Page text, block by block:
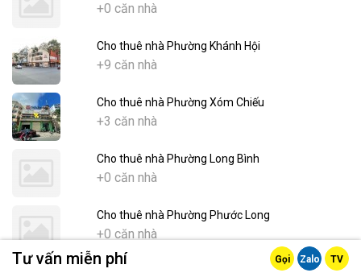
+0 căn nhà
Cho thuê nhà Phường Khánh Hội
+9 căn nhà
Cho thuê nhà Phường Xóm Chiếu
+3 căn nhà
Cho thuê nhà Phường Long Bình
+0 căn nhà
Cho thuê nhà Phường Phước Long
+0 căn nhà
Cho thuê nhà Phường Tăng Nhơn Phú
Tư vấn miễn phí Gọi Zalo TV